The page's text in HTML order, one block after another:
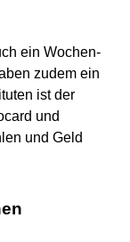
ein Wochen-
zudem ein
ist der
und
und Geld